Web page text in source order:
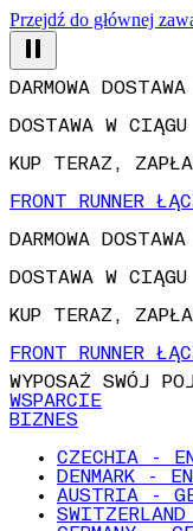
Przejdź do głównej
DOSTAWA W
KUP TERAZ,
FRONT RUNNER
DARMOWA
DOSTAWA W
KUP TERAZ,
FRONT RUNNER
WYPOSAŻ SWÓJ
WSPARCIE
BIZNES
CZECHIA -
DENMARK -
AUSTRIA -